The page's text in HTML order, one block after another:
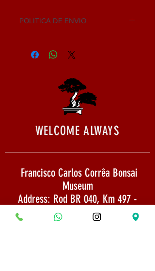
POLITICA DE ENVIO
WELCOME ALWAYS
Francisco Carlos Corrêa Bonsai
Museum
Address: Rod BR 040, Km 497 -
Esmeraldas / MG
CNPJ: 22,733,844/0002-65